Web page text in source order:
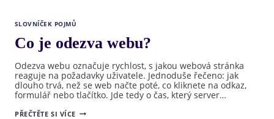
VÝKON
DOBRÝ
SLOVNÍČEK POJMŮ
Co je odezva webu?
Odezva webu označuje rychlost, s jakou webová stránka
reaguje na požadavky uživatele. Jednoduše řečeno: jak
dlouho trvá, než se web načte poté, co kliknete na odkaz,
formulář nebo tlačítko. Jde tedy o čas, který server…
PŘEČTĚTE SI VÍCECO